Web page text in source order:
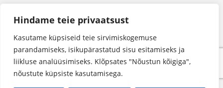
Hindame teie privaatsust
Kasutame küpsiseid teie sirvimiskogemuse
parandamiseks, isikupärastatud sisu esitamiseks ja
liikluse analüüsimiseks. Klõpsates "Nõustun kõigiga",
nõustute küpsiste kasutamisega.